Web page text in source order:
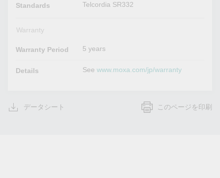
Standards Telcordia SR332
Warranty
Warranty Period 5 years
Details Seewww.moxa.com/jp/warranty
データシート このページを印刷